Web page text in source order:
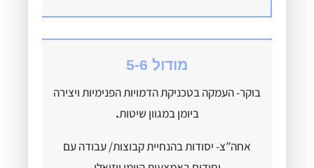
מודול 5-6
בוקר- העמקה בטכניקת הדמויות הפנימיות ויצירה
ביומן במגוון שיטות.
אחה”צ- יסודות בהנחיית קבוצות/ עבודה עם